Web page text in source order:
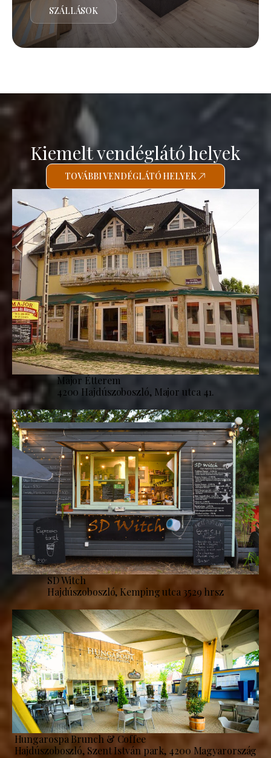
SZÁLLÁSOK
Kiemelt vendéglátó helyek
TOVÁBBI VENDÉGLÁTÓ HELYEK
Major Étterem
4200 Hajdúszoboszló, Major utca 41.
SD Witch
Hajdúszoboszló, Kemping utca 3529 hrsz
Hungarospa Brunch & Coffee
Hajdúszoboszló, Szent István park, 4200 Magyarország